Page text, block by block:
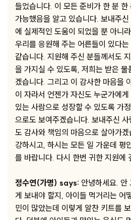
들었습니다. 이 모든 준비가 한 분
가능했음을 알고 있습니다. 보내주
에 실제적인 도움이 되었을 뿐 아니
우리를 응원해 주는 어른들이 있다
같습니다. 지원해 주신 분들께서도
을 가지실 수 있도록, 저희는 받은
겠습니다. 그리고 이 감사한 마음을
이 자라서 언젠가 자신도 누군가에
있는 사람으로 성장할 수 있도록 가
으로도 보여주겠습니다. 보내주신
도 감사와 책임의 마음으로 살아가
강하시고, 하시는 모든 일 가운데 평
를 바랍니다. 다시 한번 귀한 지원에
정수연(가명) says: 안녕하세요. 안
게 보내야 할지, 아이들 먹거리는 어
민이 많았는데 이렇게 알찬 키트를